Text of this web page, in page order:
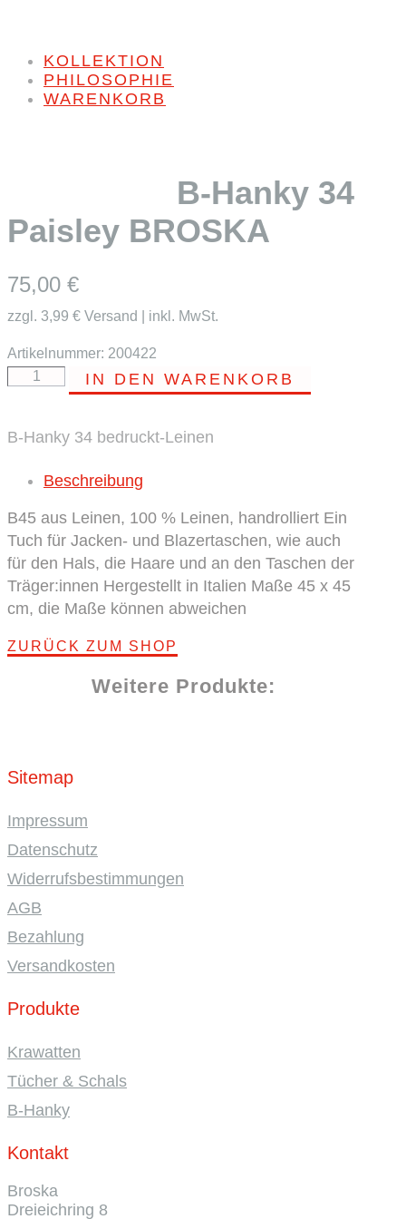
KOLLEKTION
PHILOSOPHIE
WARENKORB
B-Hanky 34
Paisley BROSKA
75,00 €
zzgl. 3,99 € Versand | inkl. MwSt.
Artikelnummer: 200422
Hanky
BROSKA
IN DEN WARENKORB
B-Hanky 34 bedruckt-Leinen
Beschreibung
B45 aus Leinen, 100 % Leinen, handrolliert Ein
Tuch für Jacken- und Blazertaschen, wie auch
für den Hals, die Haare und an den Taschen der
Träger:innen Hergestellt in Italien Maße 45 x 45
cm, die Maße können abweichen
ZURÜCK ZUM SHOP
Weitere Produkte:
Sitemap
Impressum
Datenschutz
Widerrufsbestimmungen
AGB
Bezahlung
Versandkosten
Produkte
Krawatten
Tücher & Schals
B-Hanky
Kontakt
Broska
Dreieichring 8